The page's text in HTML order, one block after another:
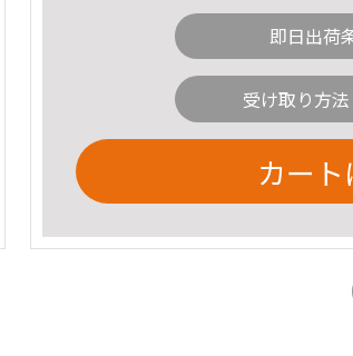
即日出荷
受け取り方
カー